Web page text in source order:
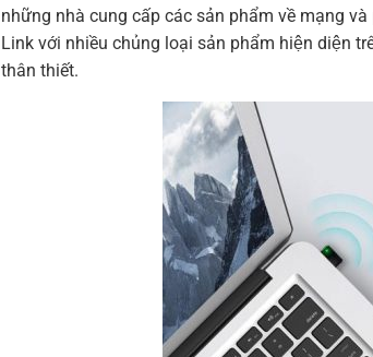
những nhà cung cấp các sản phẩm về mạng
Link với nhiều chủng loại sản phẩm hiện diện
thân thiết.